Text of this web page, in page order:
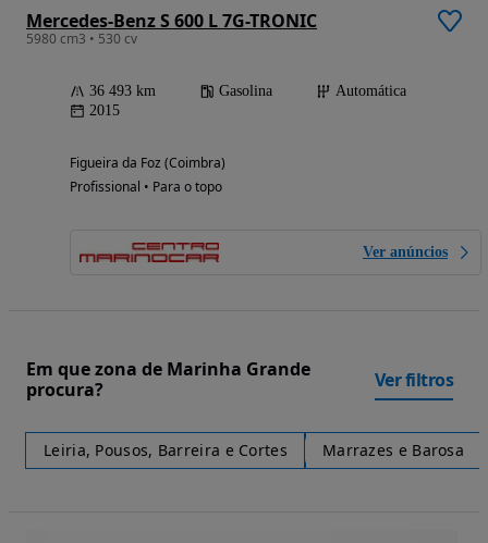
Mercedes-Benz S 600 L 7G-TRONIC
5980 cm3 • 530 cv
36 493 km Gasolina
Automática
2015
Figueira da Foz (Coimbra)
Profissional • Para o topo
Ver anúncios
Em que zona de Marinha Grande
procura?
Ver filtros
Leiria, Pousos, Barreira e Cortes Marrazes e Barosa